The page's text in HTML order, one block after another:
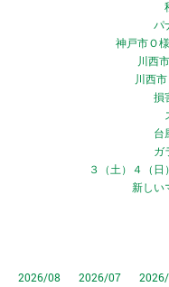
パ
神戸市Ｏ
川西
川西
損
台
ガ
３（土）４（日
新しい
2026/08 2026/07